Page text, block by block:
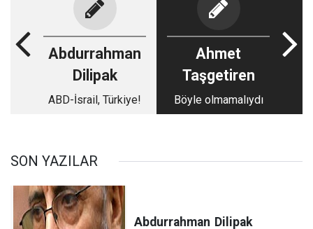
Abdurrahman
Dilipak
ABD-İsrail, Türkiye!
Ahmet
Taşgetiren
Böyle olmamalıydı
SON YAZILAR
Abdurrahman Dilipak